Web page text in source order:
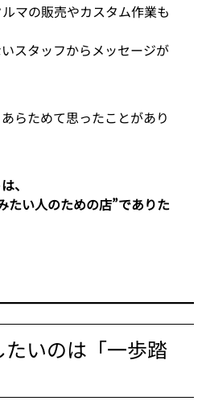
ルマの販売やカスタム作業も
スタッフからメッセージが
らためて思ったことがあり
、
たい人のための店”でありた
いのは「一歩踏